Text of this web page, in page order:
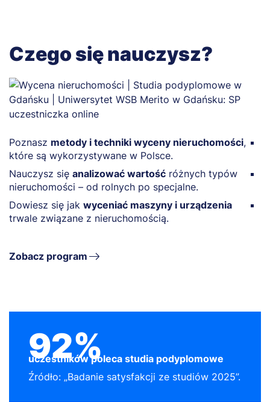
Czego się nauczysz?
Poznasz metody i techniki wyceny nieruchomości,
które są wykorzystywane w Polsce.
Nauczysz się analizować wartość różnych typów
nieruchomości – od rolnych po specjalne.
Dowiesz się jak wyceniać maszyny i urządzenia
trwale związane z nieruchomością.
Zobacz program
92%
uczestników poleca studia podyplomowe
Źródło: „Badanie satysfakcji ze studiów 2025”.